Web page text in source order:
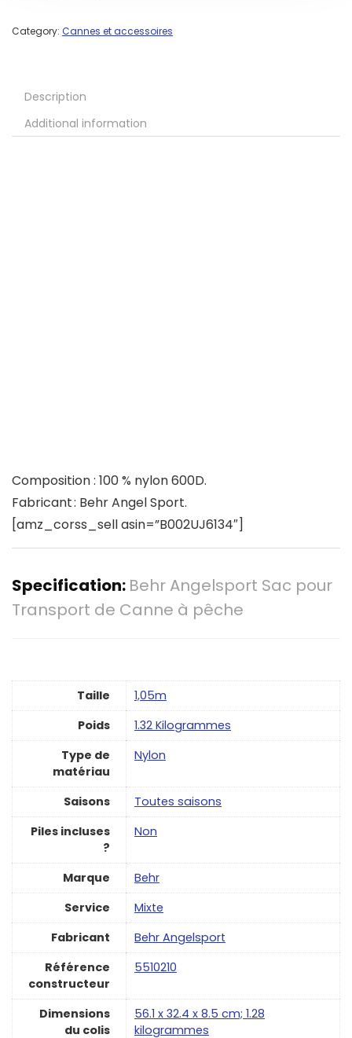
Category: Cannes et accessoires
Description
Additional information
Composition : 100 % nylon 600D.
Fabricant : Behr Angel Sport.
[amz_corss_sell asin=”B002UJ6134″]
Specification: Behr Angelsport Sac pour
Transport de Canne à pêche
Taille
‎1,05m
Poids
‎1.32 Kilogrammes
Type de
matériau
‎Nylon
Saisons
‎Toutes saisons
Piles incluses
?
‎Non
Marque
‎Behr
Service
‎Mixte
Fabricant
‎Behr Angelsport
Référence
constructeur
‎5510210
Dimensions
du colis
‎56.1 x 32.4 x 8.5 cm; 1.28
kilogrammes